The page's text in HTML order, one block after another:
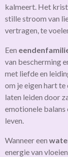
kalmeert. Het
stille stroom van
vertragen, te
Een
van bescherming
met liefde en
om je eigen hart te
laten leiden door
emotionele balans
leven.
Wanneer een
energie van